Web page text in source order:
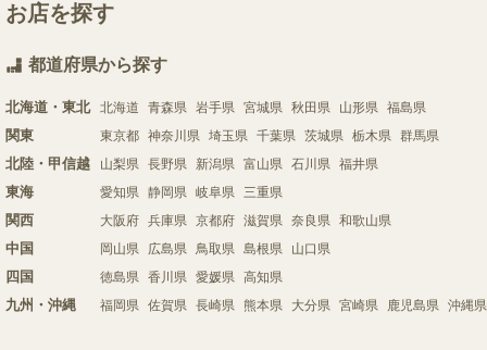
お店を探す
都道府県から探す
北海道・東北 北海道 青森県 岩手県 宮城県 秋田県 山形県 福島県
関東 東京都 神奈川県 埼玉県 千葉県 茨城県 栃木県 群馬県
北陸・甲信越 山梨県 長野県 新潟県 富山県 石川県 福井県
東海 愛知県 静岡県 岐阜県 三重県
関西 大阪府 兵庫県 京都府 滋賀県 奈良県 和歌山県
中国 岡山県 広島県 鳥取県 島根県 山口県
四国 徳島県 香川県 愛媛県 高知県
九州・沖縄 福岡県 佐賀県 長崎県 熊本県 大分県 宮崎県 鹿児島県 沖縄県